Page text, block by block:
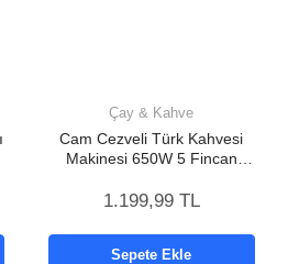
Çay & Kahve
Cam Cezveli Türk Kahvesi
Makinesi 650W 5 Fincan
Makinesi
1.199,99 TL
Sepete Ekle